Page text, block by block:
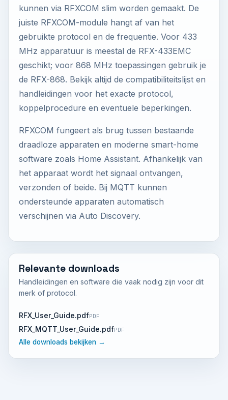
kunnen via RFXCOM slim worden gemaakt. De
juiste RFXCOM-module hangt af van het
gebruikte protocol en de frequentie. Voor 433
MHz apparatuur is meestal de RFX-433EMC
geschikt; voor 868 MHz toepassingen gebruik je
de RFX-868. Bekijk altijd de compatibiliteitslijst en
handleidingen voor het exacte protocol,
koppelprocedure en eventuele beperkingen.
RFXCOM fungeert als brug tussen bestaande
draadloze apparaten en moderne smart-home
software zoals Home Assistant. Afhankelijk van
het apparaat wordt het signaal ontvangen,
verzonden of beide. Bij MQTT kunnen
ondersteunde apparaten automatisch
verschijnen via Auto Discovery.
Relevante downloads
Handleidingen en software die vaak nodig zijn voor dit
merk of protocol.
RFX_User_Guide.pdfPDF
RFX_MQTT_User_Guide.pdfPDF
Alle downloads bekijken →